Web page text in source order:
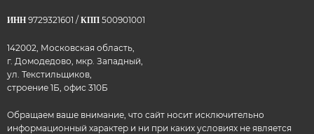
ИНН 9729321601 / КПП 500901001
142002, Московская область,
г. Домодедово, мкр. Западный,
ул. Текстильщиков,
строение 1Б, офис 310Б
Обращаем ваше внимание, что сайт носит исключительно
информационный характер и ни при каких условиях не является